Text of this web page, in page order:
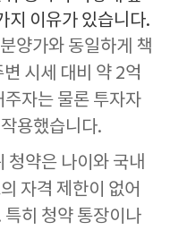
지 이유가 있습니다.
양가와 동일하게 책
시세 대비 약 2억
자는 물론 투자자
용했습니다.
청약은 나이와 국내
자격 제한이 없어
히 청약 통장이나